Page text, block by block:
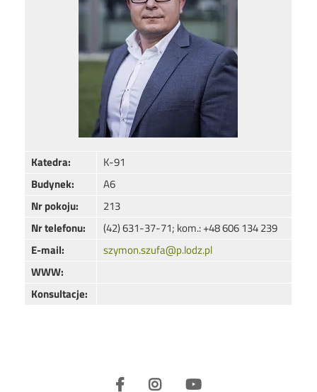
Katedra:
K-91
Budynek:
A6
Nr pokoju:
213
Nr telefonu:
(42) 631-37-71; kom.: +48 606 134 239
E-mail:
szymon.szufa@p.lodz.pl
WWW:
Konsultacje: